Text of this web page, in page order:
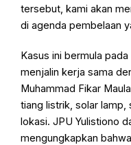
tersebut, kami akan
di agenda pembelaan
Kasus ini bermula
menjalin kerja sama
Muhammad Fikar
tiang listrik, solar
lokasi. JPU Yulistiono
mengungkapkan